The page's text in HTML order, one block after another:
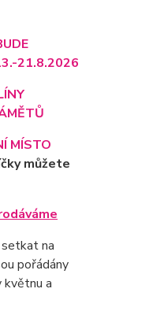
21.8.2026
MÍSTO
můžete
na
pořádány
květnu a